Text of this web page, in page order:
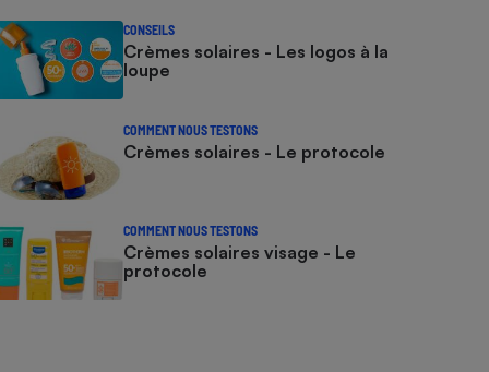
CONSEILS
Crèmes solaires - Les logos à la
loupe
COMMENT NOUS TESTONS
Crèmes solaires - Le protocole
COMMENT NOUS TESTONS
Crèmes solaires visage - Le
protocole